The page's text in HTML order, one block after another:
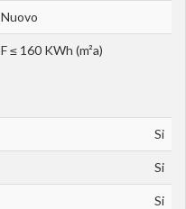
Nuovo
F ≤ 160 KWh (m²a)
Si
Si
Si